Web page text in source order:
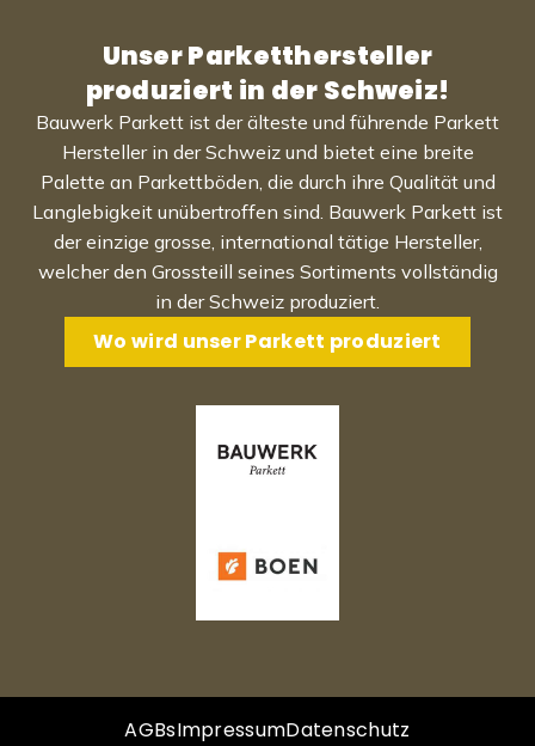
Unser Parketthersteller
produziert in der Schweiz!
Bauwerk Parkett ist der älteste und führende Parkett
Hersteller in der Schweiz und bietet eine breite
Palette an Parkettböden, die durch ihre Qualität und
Langlebigkeit unübertroffen sind. Bauwerk Parkett ist
der einzige grosse, international tätige Hersteller,
welcher den Grossteill seines Sortiments vollständig
in der Schweiz produziert.
Wo wird unser Parkett produziert
AGBsImpressumDatenschutz